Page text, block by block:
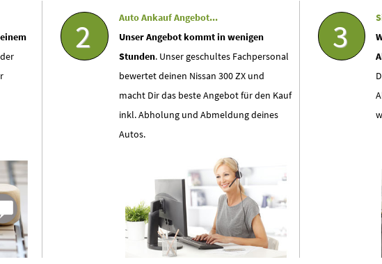
2
Auto Ankauf Angebot...
Unser Angebot kommt in wenigen
Stunden. Unser geschultes Fachpersonal
bewertet deinen Nissan 300 ZX und
macht Dir das beste Angebot für den Kauf
inkl. Abholung und Abmeldung deines
Autos.
3